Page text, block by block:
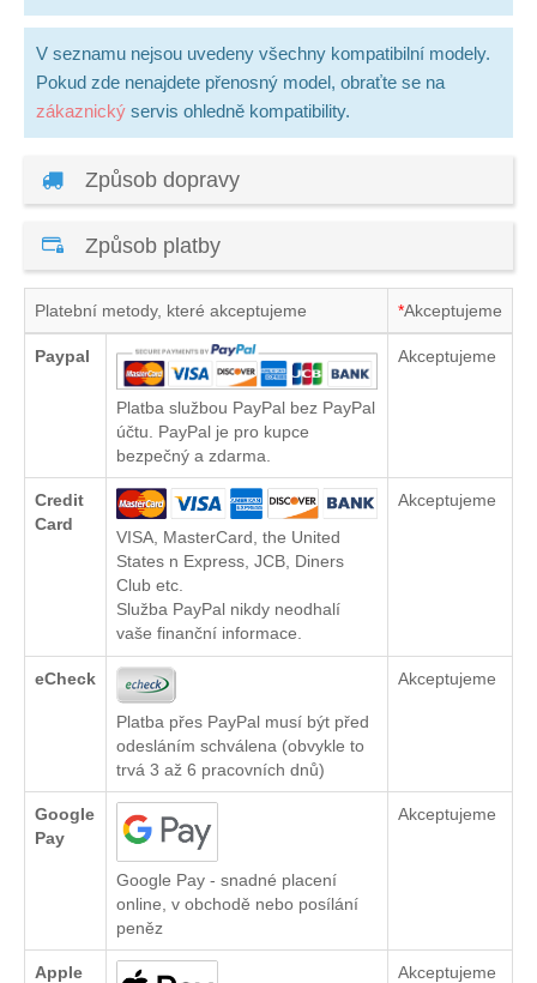
V seznamu nejsou uvedeny všechny kompatibilní modely.
Pokud zde nenajdete přenosný model, obraťte se na
zákaznický servis ohledně kompatibility.
Způsob dopravy
Způsob platby
Platební metody, které akceptujeme *Akceptujeme
Paypal
Platba službou PayPal bez PayPal
účtu. PayPal je pro kupce
bezpečný a zdarma.
Akceptujeme
Credit
Card
VISA, MasterCard, the United
States n Express, JCB, Diners
Club etc.
Služba PayPal nikdy neodhalí
vaše finanční informace.
Akceptujeme
eCheck
Platba přes PayPal musí být před
odesláním schválena (obvykle to
trvá 3 až 6 pracovních dnů)
Akceptujeme
Google
Pay
Google Pay - snadné placení
online, v obchodě nebo posílání
peněz
Akceptujeme
Apple
Akceptujeme